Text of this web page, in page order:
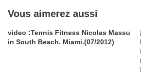
Vous aimerez aussi
video :Tennis Fitness Nicolas Massu
in South Beach. Miami.(07/2012)